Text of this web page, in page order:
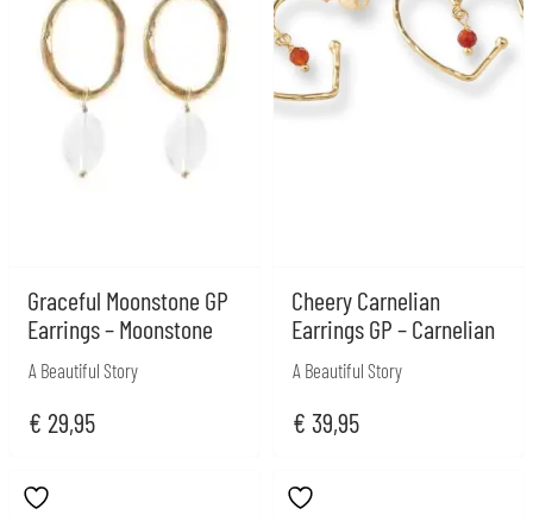
Graceful Moonstone GP
Earrings – Moonstone
A Beautiful Story
€ 29,95
Cheery Carnelian
Earrings GP – Carnelian
A Beautiful Story
€ 39,95